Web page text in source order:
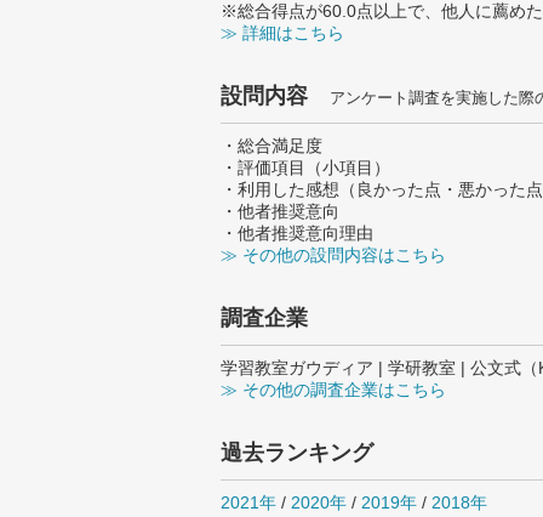
※総合得点が60.0点以上で、他人に薦め
≫ 詳細はこちら
設問内容 アンケート調査を実施した際
・総合満足度
・評価項目（小項目）
・利用した感想（良かった点・悪かった
・他者推奨意向
・他者推奨意向理由
≫ その他の設問内容はこちら
調査企業
学習教室ガウディア | 学研教室 | 公文式
≫ その他の調査企業はこちら
過去ランキング
2021年 / 2020年 / 2019年 / 2018年